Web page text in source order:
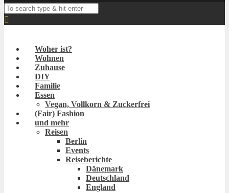
Woher ist?
Wohnen
Zuhause
DIY
Familie
Essen
Vegan, Vollkorn & Zuckerfrei
(Fair) Fashion
und mehr
Reisen
Berlin
Events
Reiseberichte
Dänemark
Deutschland
England